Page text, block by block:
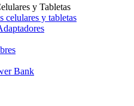
y Tabletas
celulares y tabletas
Bank